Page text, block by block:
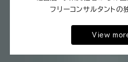
フリーコンサルタントの
View